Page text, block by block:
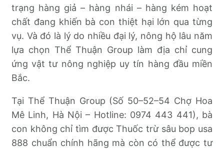
trạng hàng giả – hàng nhái – hàng kém hoạt
chất đang khiến bà con thiệt hại lớn qua từng
vụ. Và đó là lý do nhiều đại lý, nông hộ lâu năm
lựa chọn Thể Thuận Group làm địa chỉ cung
ứng vật tư nông nghiệp uy tín hàng đầu miền
Bắc.
Tại Thể Thuận Group (Số 50–52–54 Chợ Hoa
Mê Linh, Hà Nội – Hotline: 0974 443 441), bà
con không chỉ tìm được Thuốc trừ sâu bop usa
888 chuẩn chính hãng mà còn có thể được tư